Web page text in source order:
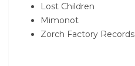
Lost Children
Mimonot
Zorch Factory Records